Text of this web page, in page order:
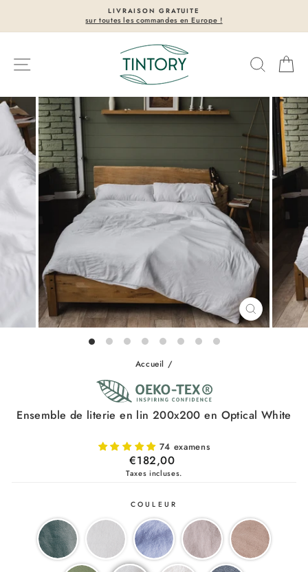
contenu
Diaporama
LIVRAISON GRATUITE
sur toutes les commandes en Europe !
FERMER
(ESC)
Accueil /
Ensemble de literie en lin 200x200 en Optical White
74 examens
Prix
régulier
€182,00
Taxes incluses.
COULEUR